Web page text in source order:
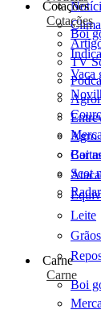
Clima
TV
Agro
Scot
Cotações
Cotações
Boi
Vaca
Boi
Leite
Grãos
Carne
Carne
Boi